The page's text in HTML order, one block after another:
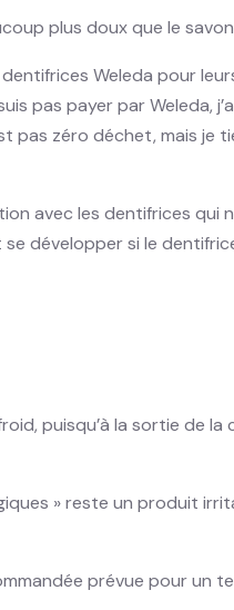
plus doux que le
Weleda pour
pas payer par Weleda,
pas zéro déchet, mais je
avec les dentifrices qui
développer si le
puisqu’à la sortie de
» reste un produit
prévue pour un